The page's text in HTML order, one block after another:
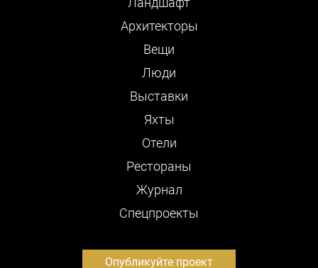
Архитекторы
Вещи
Люди
Выставки
Яхты
Отели
Рестораны
Журнал
Cпецпроекты
Опубликуйте проект